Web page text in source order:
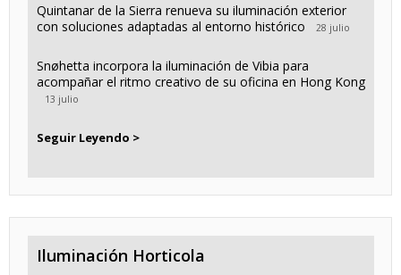
Quintanar de la Sierra renueva su iluminación exterior
con soluciones adaptadas al entorno histórico
28 julio
Snøhetta incorpora la iluminación de Vibia para
acompañar el ritmo creativo de su oficina en Hong Kong
13 julio
Seguir Leyendo >
Iluminación Horticola